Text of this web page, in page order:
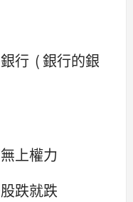
行 ( 銀行的銀
上權力
跌就跌